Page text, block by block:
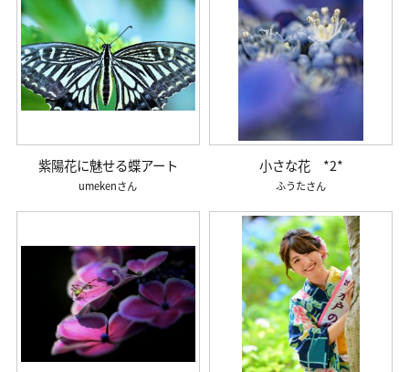
紫陽花に魅せる蝶アート
umeken
小さな花 *2*
ふうた